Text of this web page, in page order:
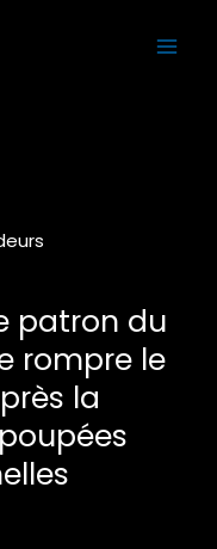
patron du
rompre le
la